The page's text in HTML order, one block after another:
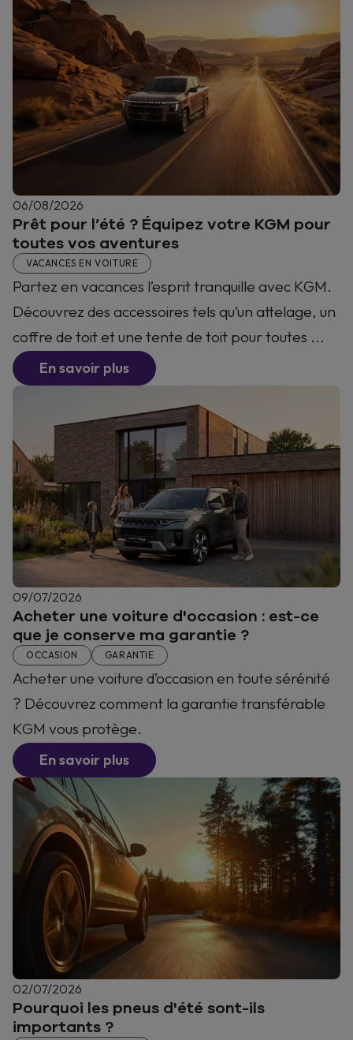
06/08/2026
Prêt pour l’été ? Équipez votre KGM pour
toutes vos aventures
VACANCES EN VOITURE
Partez en vacances l’esprit tranquille avec KGM.
Découvrez des accessoires tels qu’un attelage, un
coffre de toit et une tente de toit pour toutes ...
En savoir plus
09/07/2026
Acheter une voiture d'occasion : est-ce
que je conserve ma garantie ?
OCCASION GARANTIE
Acheter une voiture d’occasion en toute sérénité
? Découvrez comment la garantie transférable
KGM vous protège.
En savoir plus
02/07/2026
Pourquoi les pneus d'été sont-ils
importants ?